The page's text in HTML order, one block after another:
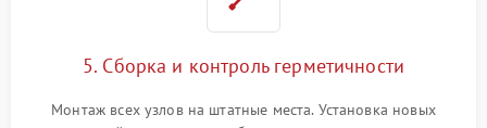
5. Сборка и контроль герметичности
Монтаж всех узлов на штатные места. Установка новых